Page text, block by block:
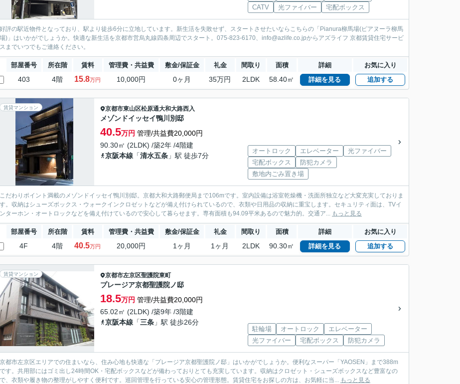
CATV
光ファイバー 宅配ボックス
好評の駅近物件となっており、駅より徒歩6分に立地しています。新生活を失敗せず、スタートさせたいならこちらの「Pianura柳馬場(ピアヌーラ柳馬
場)」はいかがでしょうか。快適な新生活を京都市営烏丸線四条周辺でスタート。075-823-6170、info@azlife.co.jpからアズライフ 京都賃貸住宅サービ
スまでいつでもご連絡ください。
部屋番号 所在階 賃料 管理費・共益費 敷金/保証金 礼金 間取り 面積 詳細 お気に入り
403 4階 15.8万円 10,000円 0ヶ月 35万円 2LDK 58.40㎡ 詳細を見る 追加する
賃貸マンション 京都市東山区松原通大和大路西入
メゾンドイッセイ鴨川別邸
40.5万円 管理/共益費20,000円
90.30㎡ (2LDK) /築2年 /4階建
京阪本線 「清水五条 」駅 徒歩7分
オートロック エレベーター
光ファイバー
宅配ボックス
防犯カメラ
敷地内ごみ置き場
こだわりポイント満載のメゾンドイッセイ鴨川別邸。京都大和大路郵便局まで106mです。室内設備は浴室乾燥機・洗面所独立など大変充実しておりま
す。収納はシューズボックス・ウォークインクロゼットなどが備え付けられているので、衣類や日用品の収納に重宝します。セキュリティ面は、TVイ
ンターホン・オートロックなどを備え付けているので安心して暮らせます。専有面積も94.09平米あるので魅力的。交通ア... もっと見る
部屋番号 所在階 賃料 管理費・共益費 敷金/保証金 礼金 間取り 面積 詳細 お気に入り
4F 4階 40.5万円 20,000円 1ヶ月 1ヶ月 2LDK 90.30㎡ 詳細を見る 追加する
賃貸マンション 京都市左京区聖護院東町
プレージア京都聖護院ノ邸
18.5万円 管理/共益費20,000円
65.02㎡ (2LDK) /築9年 /3階建
京阪本線 「三条 」駅 徒歩26分
駐輪場 オートロック
エレベーター
光ファイバー
宅配ボックス 防犯カメラ
京都市左京区エリアでの住まいなら、住み心地も快適な「プレージア京都聖護院ノ邸」はいかがでしょうか。便利なスーパー「YAOSEN」まで388m
です。共用部にはゴミ出し24時間OK・宅配ボックスなどが備わっておりとても充実しています。収納はクロゼット・シューズボックスなど豊富なの
で、衣類や履き物の整理がしやすく便利です。巡回管理を行っている安心の管理形態。賃貸住宅をお探しの方は、お気軽に当... もっと見る